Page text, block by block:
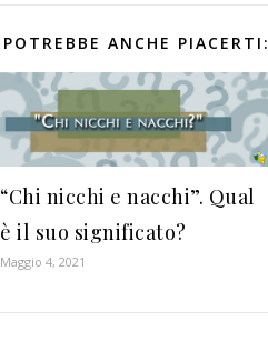
POTREBBE ANCHE PIACERTI:
“Chi nicchi e nacchi”. Qual
è il suo significato?
Maggio 4, 2021